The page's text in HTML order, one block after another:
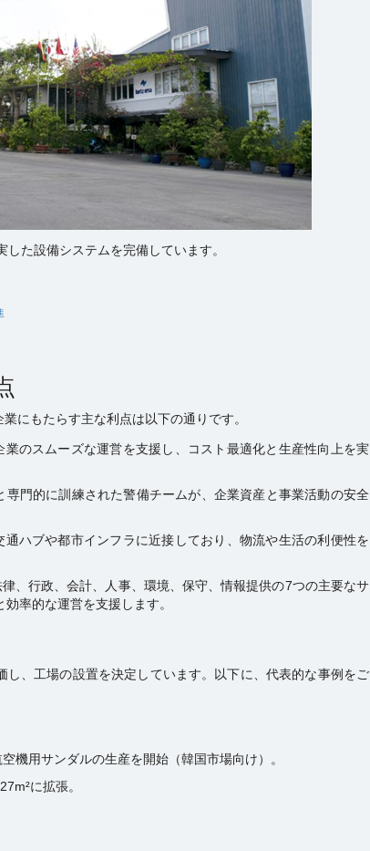
た設備システムを完備しています。
にもたらす主な利点は以下の通りです。
のスムーズな運営を支援し、コスト最適化と生産性向上を実
専門的に訓練された警備チームが、企業資産と事業活動の安全
ハブや都市インフラに近接しており、物流や生活の利便性を
、行政、会計、人事、環境、保守、情報提供の7つの主要なサ
率的な運営を支援します。
、工場の設置を決定しています。以下に、代表的な事例をご
機用サンダルの生産を開始（韓国市場向け）。
に拡張。